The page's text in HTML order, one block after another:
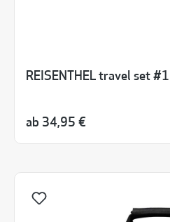
REISENTHEL travel set #1
ab 34,95 €